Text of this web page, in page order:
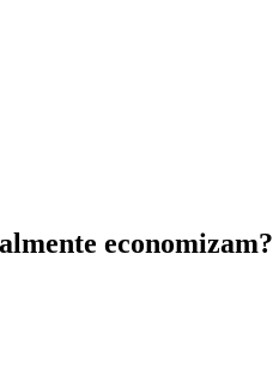
economizam?